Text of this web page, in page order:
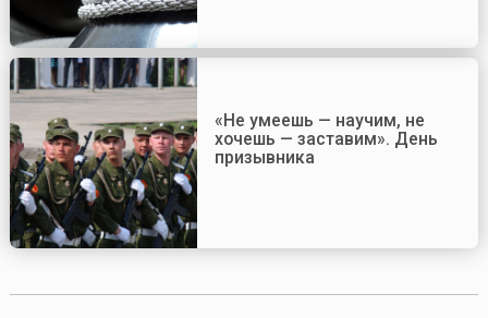
«Не умеешь — научим, не
хочешь — заставим». День
призывника